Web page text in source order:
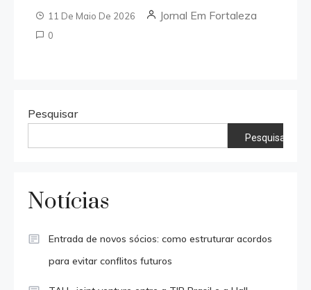
11 De Maio De 2026 Jornal Em Fortaleza
0
Pesquisar
Pesquisar
Notícias
Entrada de novos sócios: como estruturar acordos
para evitar conflitos futuros